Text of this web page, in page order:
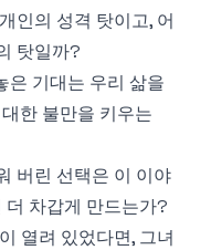
인의 성격 탓이고, 어
탓일까?
은 기대는 우리 삶을
한 불만을 키우는
버린 선택은 이 이야
더 차갑게 만드는가?
열려 있었다면, 그녀